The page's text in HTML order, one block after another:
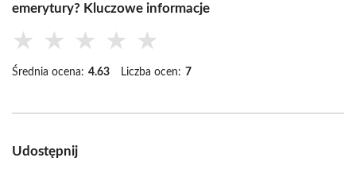
emerytury? Kluczowe informacje
★ ★ ★ ★ ★
Średnia ocena: 4.63 Liczba ocen: 7
Udostępnij